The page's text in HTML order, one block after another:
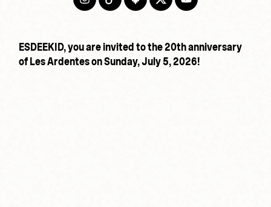
ESDEEKID, you are invited to the 20th anniversary
of Les Ardentes on Sunday, July 5, 2026!